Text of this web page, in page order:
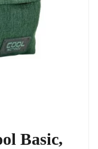
Basic,